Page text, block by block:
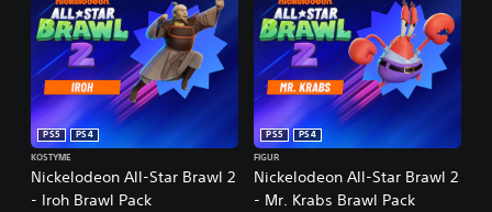
Nickelodeon All-Star Brawl 2
- Iroh Brawl Pack
PS5
PS4
KOSTYME
Nickelodeon All-Star Brawl 2
- Mr. Krabs Brawl Pack
PS5
PS4
FIGUR